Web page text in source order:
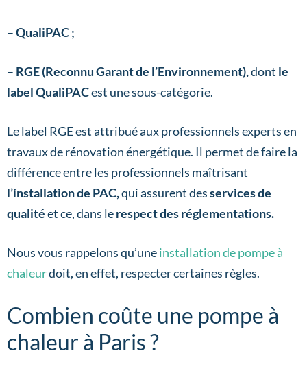
–QualiPAC ;
– RGE (Reconnu Garant de l’Environnement),dont le
label QualiPACest une sous-catégorie.
Le label RGE est attribué aux professionnels experts en
travaux de rénovation énergétique. Il permet de faire la
différence entre les professionnels maîtrisant
l’installation de PAC,qui assurent desservices de
qualitéet ce, dans lerespect des réglementations.
Nous vous rappelons qu’uneinstallation de pompe à
chaleurdoit, en effet, respecter certaines règles.
Combien coûte une pompe à
chaleur à Paris ?